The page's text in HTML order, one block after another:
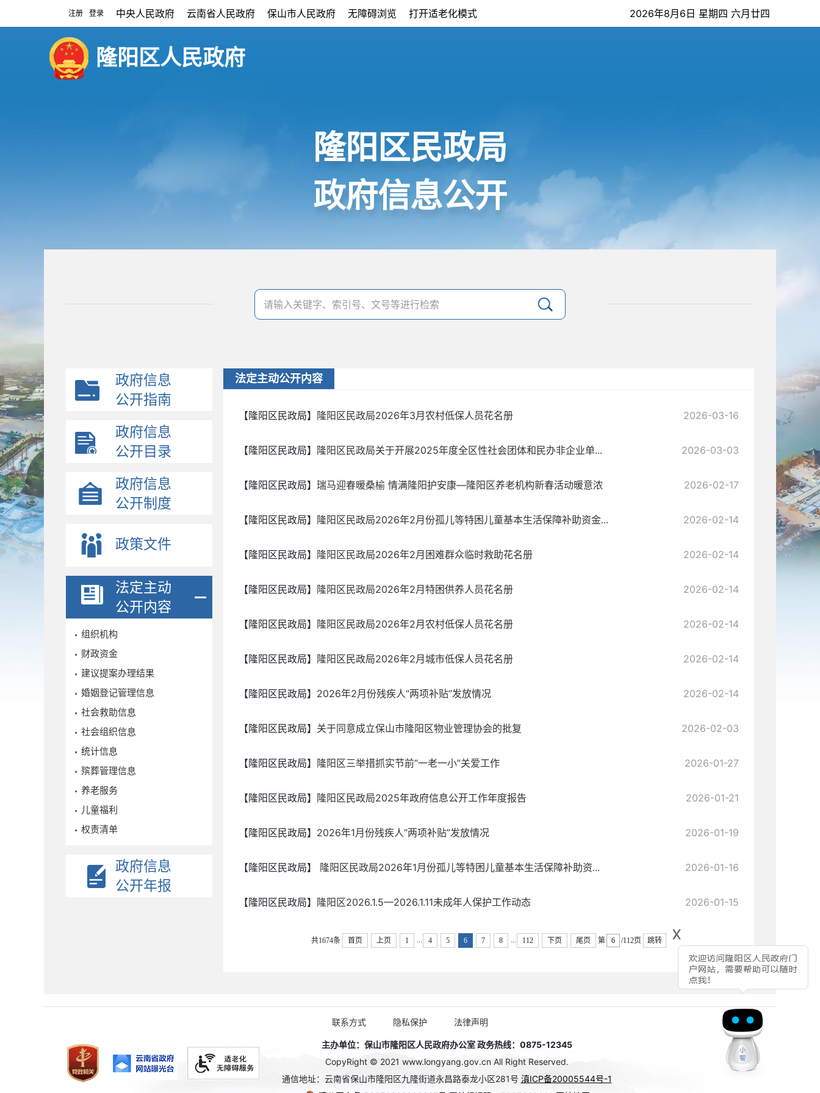
注册 登录
x
中央人民政府 云南省人民政府 保山市人民政府 无障碍浏览 打开适老化模式 2026年8月6日 星期四 六月廿四
隆阳区人民政府
隆阳区民政局
政府信息公开
政府信息
公开指南
政府信息
公开目录
政府信息
公开制度
政策文件
法定主动
公开内容
组织机构
财政资金
建议提案办理结果
婚姻登记管理信息
社会救助信息
社会组织信息
统计信息
殡葬管理信息
养老服务
儿童福利
权责清单
政府信息
公开年报
法定主动公开内容
【隆阳区民政局】 隆阳区民政局2026年3月农村低保人员花名册 2026-03-16
【隆阳区民政局】 隆阳区民政局关于开展2025年度全区性社会团体和民办非企业单... 2026-03-03
【隆阳区民政局】 瑞马迎春暖桑榆 情满隆阳护安康—隆阳区养老机构新春活动暖意浓 2026-02-17
【隆阳区民政局】 隆阳区民政局2026年2月份孤儿等特困儿童基本生活保障补助资金... 2026-02-14
【隆阳区民政局】 隆阳区民政局2026年2月困难群众临时救助花名册 2026-02-14
【隆阳区民政局】 隆阳区民政局2026年2月特困供养人员花名册 2026-02-14
【隆阳区民政局】 隆阳区民政局2026年2月农村低保人员花名册 2026-02-14
【隆阳区民政局】 隆阳区民政局2026年2月城市低保人员花名册 2026-02-14
【隆阳区民政局】 2026年2月份残疾人“两项补贴”发放情况 2026-02-14
【隆阳区民政局】 关于同意成立保山市隆阳区物业管理协会的批复 2026-02-03
【隆阳区民政局】 隆阳区三举措抓实节前“一老一小”关爱工作 2026-01-27
【隆阳区民政局】 隆阳区民政局2025年政府信息公开工作年度报告 2026-01-21
【隆阳区民政局】 2026年1月份残疾人“两项补贴”发放情况 2026-01-19
【隆阳区民政局】 隆阳区民政局2026年1月份孤儿等特困儿童基本生活保障补助资... 2026-01-16
【隆阳区民政局】 隆阳区2026.1.5—2026.1.11未成年人保护工作动态 2026-01-15
共1674条 首页 上页 1 4 5 6 7 8 112 下页 尾页 第 /112页 跳转
联系方式 隐私保护 法律声明
主办单位：保山市隆阳区人民政府办公室 政务热线：0875-12345
CopyRight © 2021 www.longyang.gov.cn All Right Reserved.
通信地址：云南省保山市隆阳区九隆街道永昌路泰龙小区281号 滇ICP备20005544号-1